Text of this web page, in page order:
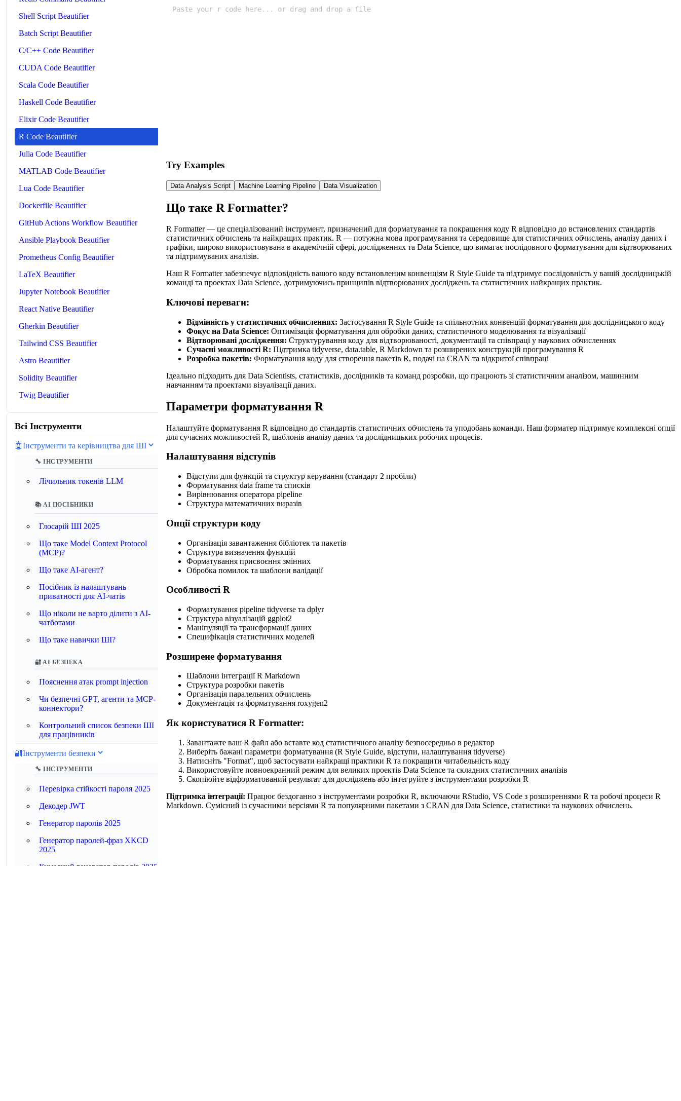
Shell Script Beautifier
Batch Script Beautifier
C/C++ Code Beautifier
CUDA Code Beautifier
Scala Code Beautifier
Haskell Code Beautifier
Elixir Code Beautifier
R Code Beautifier
Julia Code Beautifier
MATLAB Code Beautifier
Lua Code Beautifier
Dockerfile Beautifier
GitHub Actions Workflow Beautifier
Ansible Playbook Beautifier
Prometheus Config Beautifier
LaTeX Beautifier
Jupyter Notebook Beautifier
React Native Beautifier
Gherkin Beautifier
Tailwind CSS Beautifier
Astro Beautifier
Solidity Beautifier
Twig Beautifier
Всі Інструменти
🤖Інструменти та керівництва для ШІ
🔧 ІНСТРУМЕНТИ
Лічильник токенів LLM
📚 AI ПОСІБНИКИ
Глосарій ШІ 2025
Що таке Model Context Protocol
(MCP)?
Що таке AI-агент?
Посібник із налаштувань
приватності для AI-чатів
Що ніколи не варто ділити з AI-
чатботами
Що таке навички ШІ?
🔐 AI БЕЗПЕКА
Пояснення атак prompt injection
Чи безпечні GPT, агенти та MCP-
коннектори?
Контрольний список безпеки ШІ
для працівників
🔐Інструменти безпеки
🔧 ІНСТРУМЕНТИ
Перевірка стійкості пароля 2025
Декодер JWT
Генератор паролів 2025
Генератор паролей‑фраз XKCD
2025
Кумедний генератор паролів 2025
Try Examples
Data Analysis Script Machine Learning Pipeline Data Visualization
Що таке R Formatter?
R Formatter — це спеціалізований інструмент, призначений для форматування та покращення коду R відповідно до встановлених стандартів
статистичних обчислень та найкращих практик. R — потужна мова програмування та середовище для статистичних обчислень, аналізу даних і
графіки, широко використовувана в академічній сфері, дослідженнях та Data Science, що вимагає послідовного форматування для відтворюваних
та підтримуваних аналізів.
Наш R Formatter забезпечує відповідність вашого коду встановленим конвенціям R Style Guide та підтримує послідовність у вашій дослідницькій
команді та проектах Data Science, дотримуючись принципів відтворюваних досліджень та статистичних найкращих практик.
Ключові переваги:
Відмінність у статистичних обчисленнях: Застосування R Style Guide та спільнотних конвенцій форматування для дослідницького коду
Фокус на Data Science: Оптимізація форматування для обробки даних, статистичного моделювання та візуалізації
Відтворювані дослідження: Структурування коду для відтворюваності, документації та співпраці у наукових обчисленнях
Сучасні можливості R: Підтримка tidyverse, data.table, R Markdown та розширених конструкцій програмування R
Розробка пакетів: Форматування коду для створення пакетів R, подачі на CRAN та відкритої співпраці
Ідеально підходить для Data Scientists, статистиків, дослідників та команд розробки, що працюють зі статистичним аналізом, машинним
навчанням та проектами візуалізації даних.
Параметри форматування R
Налаштуйте форматування R відповідно до стандартів статистичних обчислень та уподобань команди. Наш форматер підтримує комплексні опції
для сучасних можливостей R, шаблонів аналізу даних та дослідницьких робочих процесів.
Налаштування відступів
Відступи для функцій та структур керування (стандарт 2 пробіли)
Форматування data frame та списків
Вирівнювання оператора pipeline
Структура математичних виразів
Опції структури коду
Організація завантаження бібліотек та пакетів
Структура визначення функцій
Форматування присвоєння змінних
Обробка помилок та шаблони валідації
Особливості R
Форматування pipeline tidyverse та dplyr
Структура візуалізацій ggplot2
Маніпуляції та трансформації даних
Специфікація статистичних моделей
Розширене форматування
Шаблони інтеграції R Markdown
Структура розробки пакетів
Організація паралельних обчислень
Документація та форматування roxygen2
Як користуватися R Formatter:
Завантажте ваш R файл або вставте код статистичного аналізу безпосередньо в редактор
Виберіть бажані параметри форматування (R Style Guide, відступи, налаштування tidyverse)
Натисніть "Format", щоб застосувати найкращі практики R та покращити читабельність коду
Використовуйте повноекранний режим для великих проектів Data Science та складних статистичних аналізів
Скопіюйте відформатований результат для досліджень або інтегруйте з інструментами розробки R
Підтримка інтеграції: Працює бездоганно з інструментами розробки R, включаючи RStudio, VS Code з розширеннями R та робочі процеси R
Markdown. Сумісний із сучасними версіями R та популярними пакетами з CRAN для Data Science, статистики та наукових обчислень.